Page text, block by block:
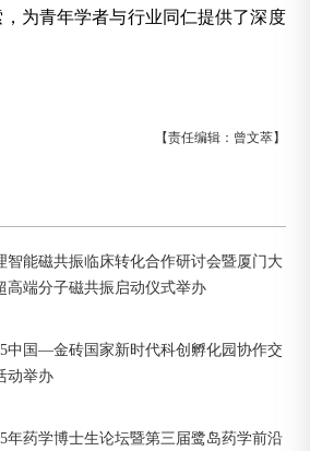
为青年学者与行业同仁提供了深度
【责任编辑：曾文萃】
智能磁共振临床转化合作研讨会暨厦门大
高端分子磁共振启动仪式举办
中国—金砖国家新时代科创孵化园协作交
动举办
年药学博士生论坛暨第三届鹭岛药学前沿